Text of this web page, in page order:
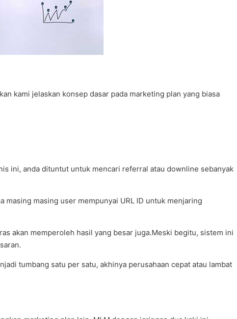
kami jelaskan konsep dasar pada marketing plan yang biasa
ini, anda dituntut untuk mencari referral atau downline sebanyak
masing user mempunyai URL ID untuk menjaring
akan memperoleh hasil yang besar juga.Meski begitu, sistem ini
tumbang satu per satu, akhinya perusahaan cepat atau lambat